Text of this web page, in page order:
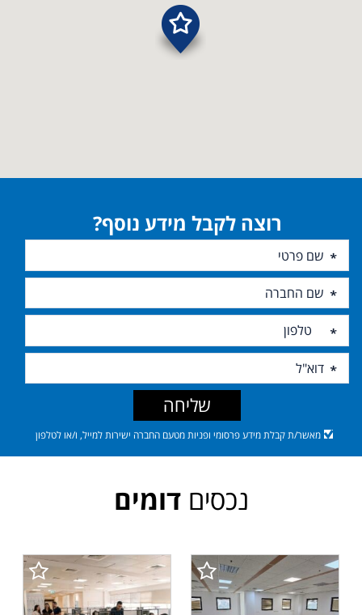
רוצה לקבל מידע נוסף?
מאשר/ת קבלת מידע פרסומי ופניות מטעם החברה ישירות למייל, ו/או לטלפון
שליחה
נכסיםדומים